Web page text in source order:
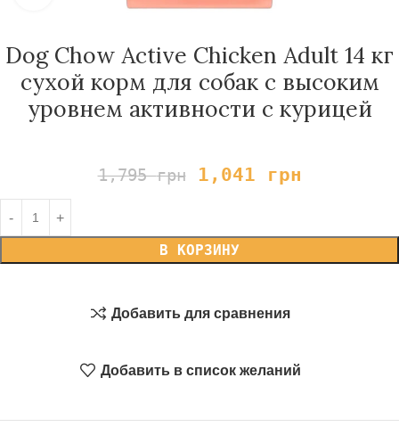
Dog Chow Active Chicken Adult 14 кг
сухой корм для собак с высоким
уровнем активности с курицей
1,795грн 1,041 грн
В КОРЗИНУ
Добавить для сравнения
Добавить в список желаний